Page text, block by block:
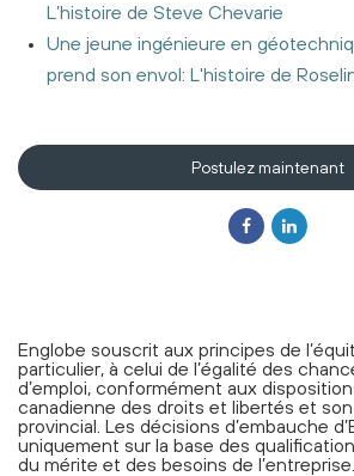
L’histoire de Steve Chevarie
Une jeune ingénieure en
prend son envol: L'histoire de
Postulez maintenant
Englobe souscrit aux principes de
particulier, à celui de l’égalité des
d’emploi, conformément aux
canadienne des droits et libertés et
provincial. Les décisions d’embauche
uniquement sur la base des
du mérite et des besoins de l’entreprise.